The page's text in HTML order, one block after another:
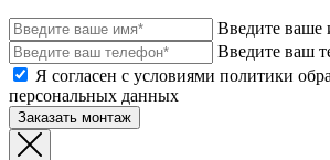
Введите ваше
Введите ваш
Я согласен с условиями политики
персональных данных
Заказать монтаж